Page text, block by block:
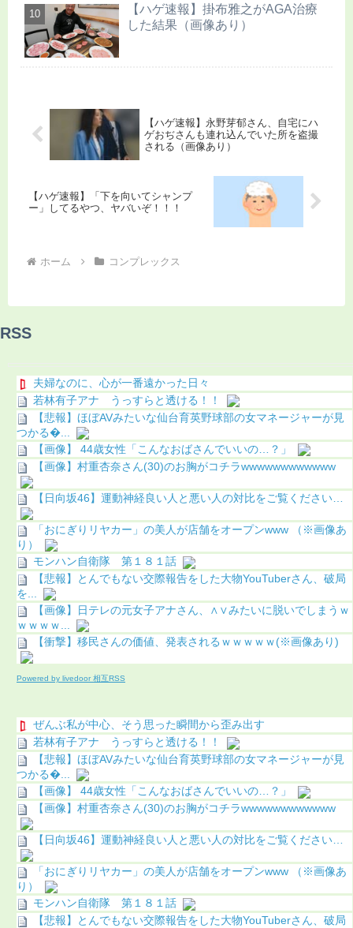
【ハゲ速報】掛布雅之がAGA治療
した結果（画像あり）
【ハゲ速報】永野芽郁さん、自宅にハ
ゲおぢさんも連れ込んでいた所を盗撮
される（画像あり）
【ハゲ速報】「下を向いてシャンプ
ー」してるやつ、ヤバいぞ！！！
ホーム コンプレックス
RSS
夫婦なのに、心が一番遠かった日々
若林有子アナ うっすらと透ける！！
【悲報】ほぼAVみたいな仙台育英野球部の女マネージャーが見
つかる...
【画像】 44歳女性「こんなおばさんでいいの…？」
【画像】村重杏奈さん(30)のお胸がコチラwwwwwwwwwwww
【日向坂46】運動神経良い人と悪い人の対比をご覧ください…
「おにぎりリヤカー」の美人が店舗をオープンwww （※画像あ
り）
モンハン自衛隊 第１８１話
【悲報】とんでもない交際報告をした大物YouTuberさん、破局
を...
【画像】日テレの元女子アナさん、∧∨みたいに脱いでしまうｗ
ｗｗｗｗ...
【衝撃】移民さんの価値、発表されるｗｗｗｗｗ(※画像あり)
Powered by livedoor 相互RSS
ぜんぶ私が中心、そう思った瞬間から歪み出す
若林有子アナ うっすらと透ける！！
【悲報】ほぼAVみたいな仙台育英野球部の女マネージャーが見
つかる...
【画像】 44歳女性「こんなおばさんでいいの…？」
【画像】村重杏奈さん(30)のお胸がコチラwwwwwwwwwwww
【日向坂46】運動神経良い人と悪い人の対比をご覧ください…
「おにぎりリヤカー」の美人が店舗をオープンwww （※画像あ
り）
モンハン自衛隊 第１８１話
【悲報】とんでもない交際報告をした大物YouTuberさん、破局